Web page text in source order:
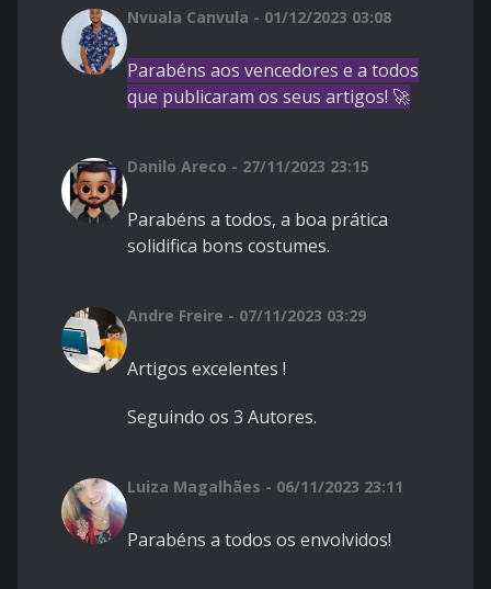
Nvuala Canvula - 01/12/2023 03:08
Parabéns aos vencedores e a todos
que publicaram os seus artigos! 🚀
Danilo Areco - 27/11/2023 23:15
Parabéns a todos, a boa prática
solidifica bons costumes.
Andre Freire - 07/11/2023 03:29
Artigos excelentes !
Seguindo os 3 Autores.
Luiza Magalhães - 06/11/2023 23:11
Parabéns a todos os envolvidos!